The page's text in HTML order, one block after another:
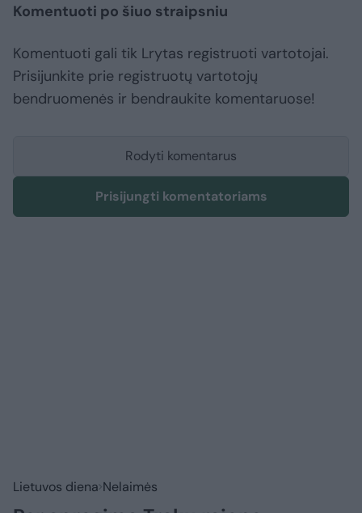
Komentuoti po šiuo straipsniu
Komentuoti gali tik Lrytas registruoti vartotojai.
Prisijunkite prie registruotų vartotojų
bendruomenės ir bendraukite komentaruose!
Rodyti komentarus
Prisijungti komentatoriams
Lietuvos diena Nelaimės